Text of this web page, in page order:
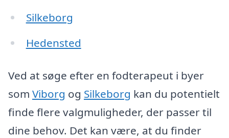
Silkeborg
Hedensted
Ved at søge efter en fodterapeut i byer
som Viborg og Silkeborg kan du potentielt
finde flere valgmuligheder, der passer til
dine behov. Det kan være, at du finder